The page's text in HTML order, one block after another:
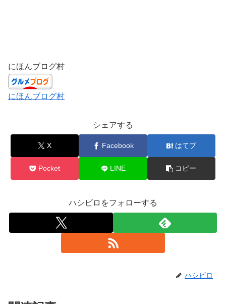
にほんブログ村
にほんブログ村
シェアする
X Facebook はてブ
Pocket LINE コピー
ハシビロをフォローする
ハシビロ